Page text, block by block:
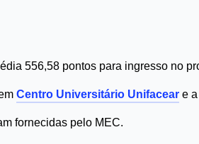
556,58 pontos para ingresso no
Centro Universitário Unifacear e
fornecidas pelo MEC.